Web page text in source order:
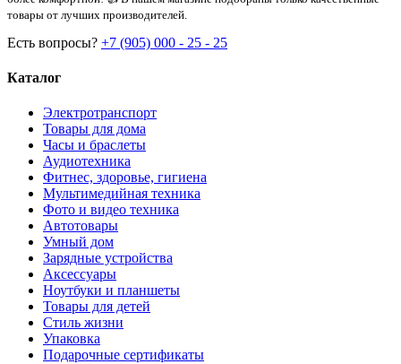
товары от лучших производителей.
Есть вопросы? +7 (905) 000 - 25 - 25
Каталог
Электротранспорт
Товары для дома
Часы и браслеты
Аудиотехника
Фитнес, здоровье, гигиена
Мультимедийная техника
Фото и видео техника
Автотовары
Умный дом
Зарядные устройства
Аксессуары
Ноутбуки и планшеты
Товары для детей
Стиль жизни
Упаковка
Подарочные сертификаты